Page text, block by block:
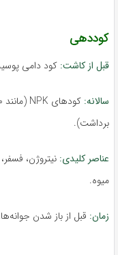
کوددهی
قبل از کاشت: کود دامی
سالانه:
برداشت).
عناصر کلیدی: نیتروژن،
میوه.
زمان: قبل از باز شدن